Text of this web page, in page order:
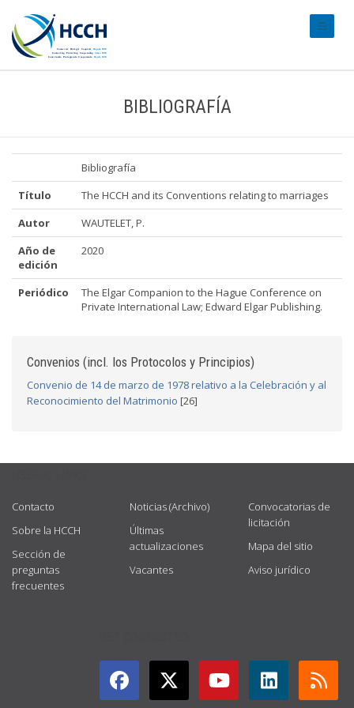
BIBLIOGRAFÍA
Bibliografía
Título
The HCCH and its Conventions relating to marriages
Autor
WAUTELET, P.
Año de
edición
2020
Periódico
The Elgar Companion to the Hague Conference on
Private International Law; Edward Elgar Publishing.
Convenios (incl. los Protocolos y Principios)
Convenio de 14 de marzo de 1978 relativo a la Celebración y al
Reconocimiento del Matrimonio [26]
Contacto
Sobre la HCCH
Sección de
preguntas
frecuentes
Noticias (Archivo)
Últimas
actualizaciones
Vacantes
Convocatorias de
licitación
Mapa del sitio
Aviso jurídico